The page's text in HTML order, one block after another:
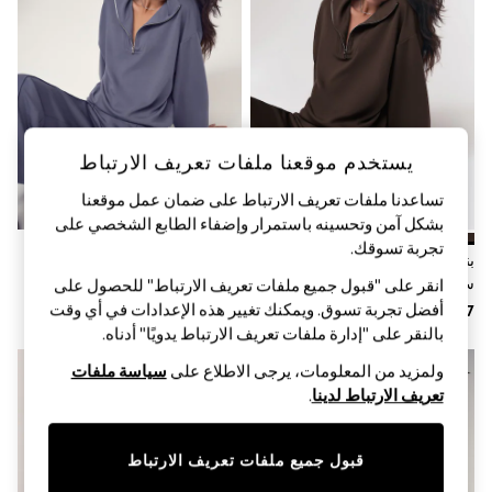
Sandals & Sliders
Jumpsuits & Playsuits
Shorts & Skirts
Sun Safe
Sun Hats & Caps
Sunglasses
Women's Holiday Shop
Women's Travel Styles
Dresses
Occasionwear
Linen Collection
Tops & T-Shirts
Cover Ups & Kaftans
Sandals
Swimwear
Jumpsuits & Playsuits
Beachwear
Skirts
Trousers
Sunglasses
Sun Hats & Caps
Boys' Holiday Shop
سحَّاب من OSIA
1/4 سحَّاب من OSIA
يستخدم موقعنا ملفات تعريف الارتباط
تساعدنا ملفات تعريف الارتباط على ضمان عمل موقعنا
بشكل آمن وتحسينه باستمرار وإضفاء الطابع الشخصي على
تجربة تسوقك.‏
انقر على "قبول جميع ملفات تعريف الارتباط" للحصول على
أفضل تجربة تسوق. ويمكنك تغيير هذه الإعدادات في أي وقت
بالنقر على "إدارة ملفات تعريف الارتباط يدويًا" أدناه.
ولمزيد من المعلومات، يرجى الاطلاع على سياسة ملفات
تعريف الارتباط لدينا.
قبول جميع ملفات تعريف الارتباط